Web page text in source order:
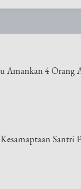
Amankan 4 Orang
Santri